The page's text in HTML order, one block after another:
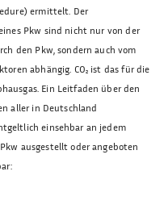
ermittelt. Der
Pkw sind nicht nur von der
den Pkw, sondern auch vom
abhängig. CO₂ ist das für die
Ein Leitfaden über den
aller in Deutschland
einsehbar an jedem
ausgestellt oder angeboten